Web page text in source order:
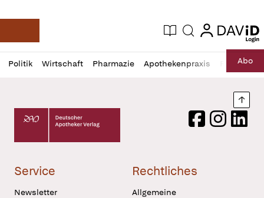
Deutsche Apotheker Zeitung
Aktuelle Ausgabe
Suche login
login
Politik Wirtschaft Pharmazie Apothekenpraxis RechtAbo
Profil
öffnen
Daz
Pur
Deutscher Apotheker Verlag Logo
FacebookInstagram
Service
Newsletter
Rechtliches
Allgemeine